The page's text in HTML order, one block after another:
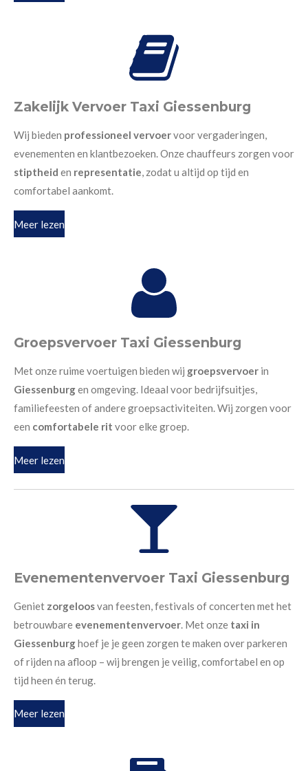
Zakelijk Vervoer Taxi Giessenburg
Wij bieden professioneel vervoervoor vergaderingen,
evenementen en klantbezoeken. Onze chauffeurs zorgen voor
stiptheid en representatie, zodat u altijd op tijd en
comfortabel aankomt.
Meer lezen
Groepsvervoer Taxi Giessenburg
Met onze ruime voertuigen bieden wij groepsvervoer in
Giessenburgen omgeving. Ideaal voor bedrijfsuitjes,
familiefeesten of andere groepsactiviteiten. Wij zorgen voor
een comfortabele rit voor elke groep.
Meer lezen
Evenementenvervoer Taxi Giessenburg
Geniet zorgeloosvan feesten, festivals of concerten met het
betrouwbare evenementenvervoer. Met onze taxi in
Giessenburghoef je je geen zorgen te maken over parkeren
of rijden na afloop – wij brengen je veilig, comfortabel en op
tijd heen én terug.
Meer lezen